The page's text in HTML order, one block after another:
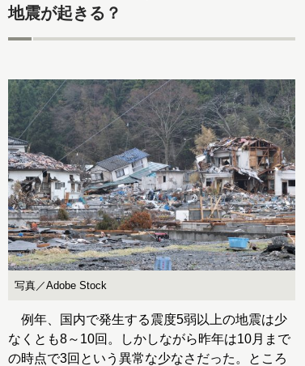
地震が起きる？
写真／Adobe Stock
例年、国内で発生する震度5弱以上の地震は少
なくとも8～10回。しかしながら昨年は10月まで
の時点で3回という異常な少なさだった。ところ